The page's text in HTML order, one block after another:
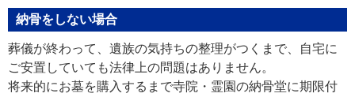
納骨をしない場合
葬儀が終わって、遺族の気持ちの整理がつくまで、自宅に
ご安置していても法律上の問題はありません。
将来的にお墓を購入するまで寺院・霊園の納骨堂に期限付